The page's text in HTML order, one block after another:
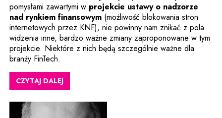
pomysłami zawartymi w projekcie ustawy o nadzorze
nad rynkiem finansowymUwaga, link zostanie otwarty w
(możliwość blokowania stron
internetowych przez KNF), nie powinny nam znikać z pola
widzenia inne, bardzo ważne zmiany zaproponowane w tym
projekcie. Niektóre z nich będą szczególnie ważne dla
branży FinTech.
CZYTAJ DALEJ